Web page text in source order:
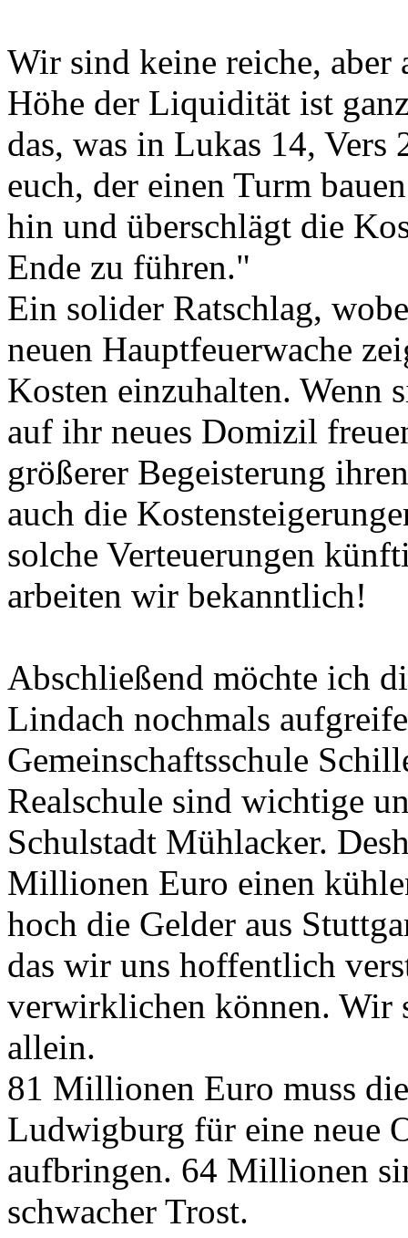
Wir sind keine reiche, aber
Höhe der Liquidität ist
das, was in Lukas 14,
euch, der einen Turm
hin und überschlägt die
Ende zu führen."
Ein solider Ratschlag,
neuen Hauptfeuerwache
Kosten einzuhalten. Wenn
auf ihr neues Domizil
größerer Begeisterung
auch die
solche Verteuerungen
arbeiten wir bekanntlich!
Abschließend möchte ich
Lindach nochmals
Gemeinschaftsschule
Realschule sind wichtige
Schulstadt Mühlacker.
Millionen Euro einen
hoch die Gelder aus
das wir uns hoffentlich
verwirklichen können. Wir
allein.
81 Millionen Euro muss
Ludwigburg für eine neue
aufbringen. 64 Millionen
schwacher Trost.